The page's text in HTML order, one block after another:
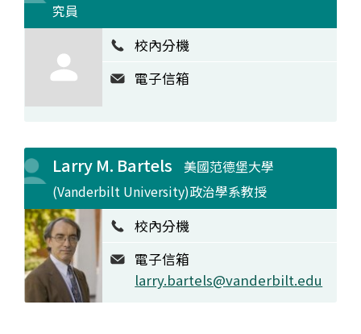
究員
校內分機
電子信箱
Larry M. Bartels
美國范德堡大學
(Vanderbilt University)政治學系教授
校內分機
電子信箱
larry.bartels@vanderbilt.edu